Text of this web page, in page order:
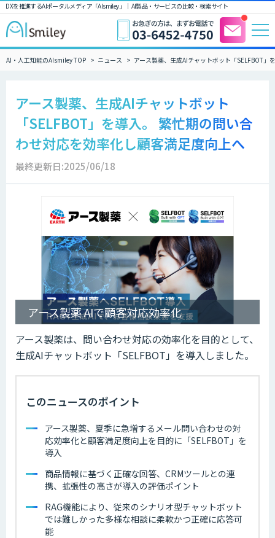
DXを推進するAIポータルメディア「AIsmiley」｜ AI製品・サービスの比較・検索サイト
AI・人工知能のAIsmiley TOP ニュース アース製薬、生成AIチャットボット「SELFBOT
アース製薬、生成AIチャットボット
「SELFBOT」を導入。 繁忙期の問い合
わせ対応を効率化し顧客満足度向上へ
最終更新日:2025/06/18
アース製薬 AIで顧客対応効率化
アース製薬は、問い合わせ対応の効率化を目的として、
生成AIチャットボット「SELFBOT」を導入しました。
このニュースのポイント
アース製薬、夏季に急増するメール問い合わせの対
応効率化と顧客満足度向上を目的に「SELFBOT」を
導入
商品情報に基づく正確な回答、CRMツールとの連
携、拡張性の高さが導入の評価ポイント
RAG機能により、従来のシナリオ型チャットボット
では難しかった多様な相談に柔軟かつ正確に応答可
能